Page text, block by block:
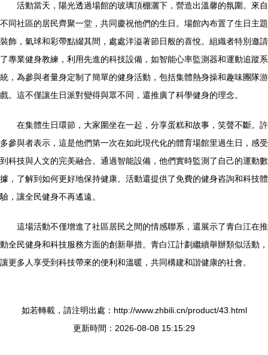
活動當天，陽光透過場館的玻璃頂棚灑下，營造出溫馨的氛圍。來自
不同社區的居民齊聚一堂，共同慶祝他們的生日。場館內布置了生日主題
裝飾，氣球和彩帶點綴其間，處處洋溢著節日般的喜悅。組織者特別邀請
了專業健身教練，利用先進的科技設備，如智能心率監測器和運動追蹤系
統，為參與者量身定制了簡單的健身活動，包括集體熱身操和趣味團隊游
戲。這不僅讓生日派對變得與眾不同，還推廣了科學健身的理念。
在集體生日環節，大家圍坐在一起，分享蛋糕和故事，笑聲不斷。許
多參與者表示，這是他們第一次在如此現代化的體育場館里過生日，感受
到科技與人文的完美融合。通過智能設備，他們實時監測了自己的運動數
據，了解到如何更好地保持健康。活動還提供了免費的健身咨詢和科技體
驗，讓全民健身不再遙遠。
這場活動不僅增進了社區居民之間的情感聯系，還展示了青白江在推
動全民健身和科技服務方面的創新舉措。青白江計劃繼續舉辦類似活動，
讓更多人享受到科技帶來的便利和溫暖，共同構建和諧健康的社會。
如若轉載，請注明出處：http://www.zhbili.cn/product/43.html
更新時間：2026-08-08 15:15:29